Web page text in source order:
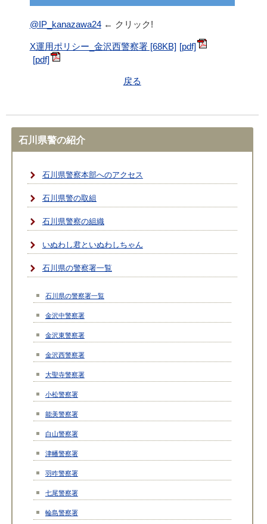
@IP_kanazawa24← クリック!
X運用ポリシー_金沢西警察署 [68KB]
戻る
石川県警の紹介
石川県警察本部へのアクセス
石川県警の取組
石川県警察の組織
いぬわし君といぬわしちゃん
石川県の警察署一覧
石川県の警察署一覧
金沢中警察署
金沢東警察署
金沢西警察署
大聖寺警察署
小松警察署
能美警察署
白山警察署
津幡警察署
羽咋警察署
七尾警察署
輪島警察署